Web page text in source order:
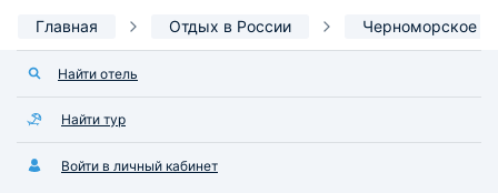
Главная Отдых в России Черноморское
Найти отель
Найти тур
Войти в личный кабинет